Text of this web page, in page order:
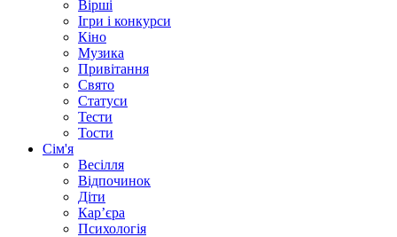
Вірші
Ігри і конкурси
Кіно
Музика
Привітання
Свято
Статуси
Тести
Тости
Сім'я
Весілля
Відпочинок
Діти
Кар’єра
Психологія